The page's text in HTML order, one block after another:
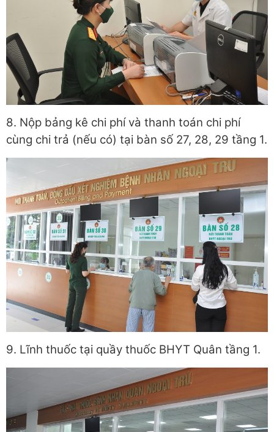
8. Nộp bảng kê chi phí và thanh toán chi phí
cùng chi trả (nếu có) tại bàn số 27, 28, 29 tầng 1.
9. Lĩnh thuốc tại quầy thuốc BHYT Quân tầng 1.